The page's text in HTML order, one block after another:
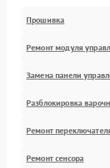
Прошивка
Ремонт модуля
Замена панели
Разблокировка
Ремонт
Ремонт сенсора